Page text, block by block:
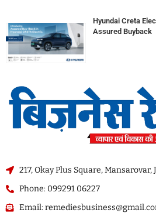
Hyundai Creta
Assured Buyback
217, Okay Plus Square,
Phone: 099291 06227
Email: